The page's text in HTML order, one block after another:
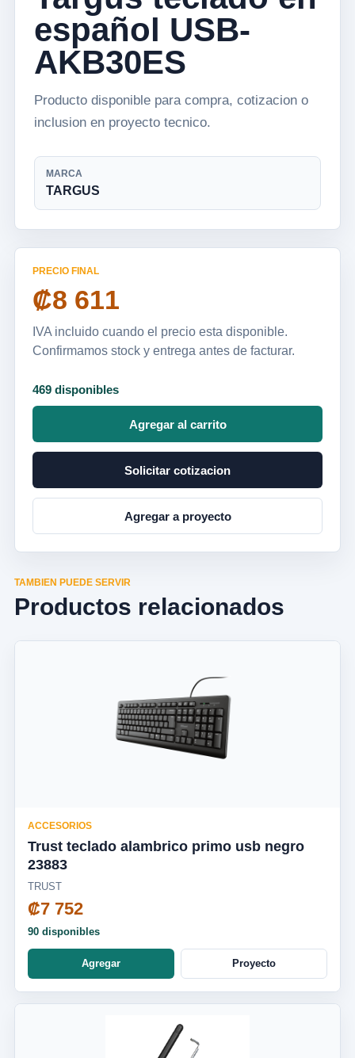
español USB-
AKB30ES
Producto disponible para compra, cotizacion o
inclusion en proyecto tecnico.
MARCA
TARGUS
PRECIO FINAL
₡8 611
IVA incluido cuando el precio esta disponible.
Confirmamos stock y entrega antes de facturar.
469 disponibles
Agregar al carrito
Solicitar cotizacion
Agregar a proyecto
TAMBIEN PUEDE SERVIR
Productos relacionados
ACCESORIOS
Trust teclado alambrico primo usb negro
23883
TRUST
₡7 752
90 disponibles
Agregar Proyecto